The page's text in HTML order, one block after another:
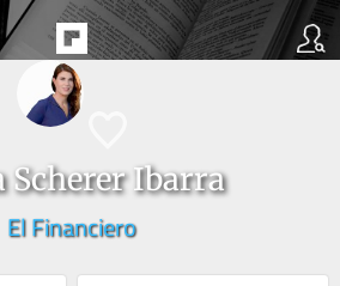
Scherer Ibarra
El Financiero